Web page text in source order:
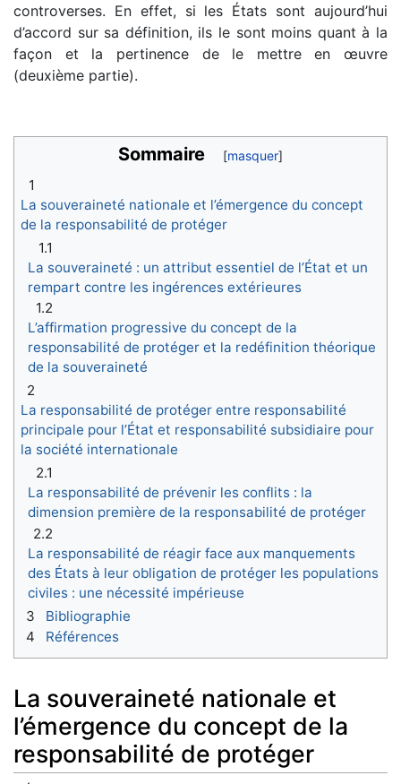
controverses. En effet, si les États sont aujourd’hui
d’accord sur sa définition, ils le sont moins quant à la
façon et la pertinence de le mettre en œuvre
(deuxième partie).
Sommaire
1
La souveraineté nationale et l’émergence du concept
de la responsabilité de protéger
1.1
La souveraineté : un attribut essentiel de l’État et un
rempart contre les ingérences extérieures
1.2
L’affirmation progressive du concept de la
responsabilité de protéger et la redéfinition théorique
de la souveraineté
2
La responsabilité de protéger entre responsabilité
principale pour l’État et responsabilité subsidiaire pour
la société internationale
2.1
La responsabilité de prévenir les conflits : la
dimension première de la responsabilité de protéger
2.2
La responsabilité de réagir face aux manquements
des États à leur obligation de protéger les populations
civiles : une nécessité impérieuse
3
Bibliographie
4
Références
La souveraineté nationale et
l’émergence du concept de la
responsabilité de protéger